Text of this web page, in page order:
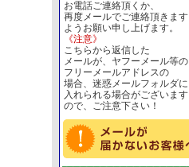
お電話ご連絡頂くか、
再度メールでご連絡頂きます
ようお願い申し上げます。
《注意》
こちらから返信した
メールが、ヤフーメール等の
フリーメールアドレスの
場合、迷惑メールフォルダに
入れられる場合がございます
ので、ご注意下さい！